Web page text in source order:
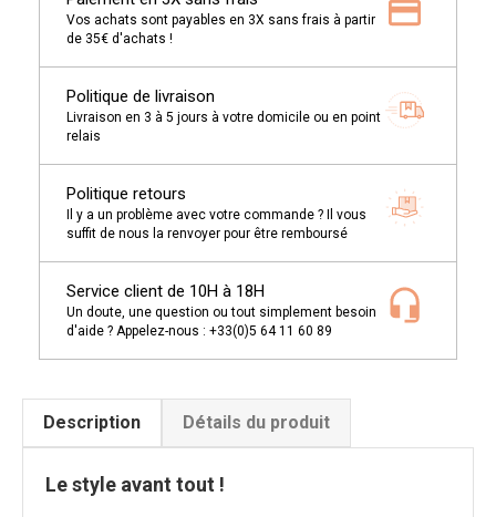
Vos achats sont payables en 3X sans frais à partir
de 35€ d'achats !
Politique de livraison
Livraison en 3 à 5 jours à votre domicile ou en point
relais
Politique retours
Il y a un problème avec votre commande ? Il vous
suffit de nous la renvoyer pour être remboursé
Service client de 10H à 18H
Un doute, une question ou tout simplement besoin
d'aide ? Appelez-nous : +33(0)5 64 11 60 89
Description Détails du produit
Le style avant tout !